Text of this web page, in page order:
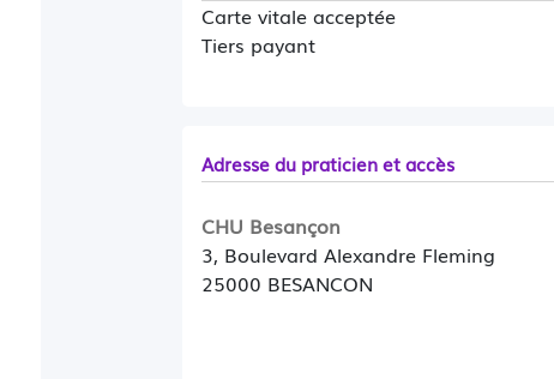
Carte vitale acceptée
Tiers payant
Adresse du praticien et accès
CHU Besançon
3, Boulevard Alexandre Fleming
25000 BESANCON